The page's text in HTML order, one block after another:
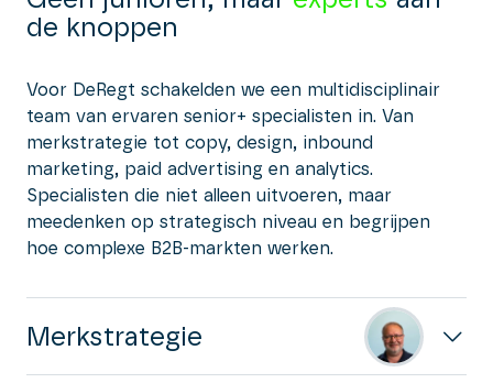
de knoppen
Voor DeRegt schakelden we een multidisciplinair
team van ervaren senior+ specialisten in. Van
merkstrategie tot copy, design, inbound
marketing, paid advertising en analytics.
Specialisten die niet alleen uitvoeren, maar
meedenken op strategisch niveau en begrijpen
hoe complexe B2B-markten werken.
Merkstrategie